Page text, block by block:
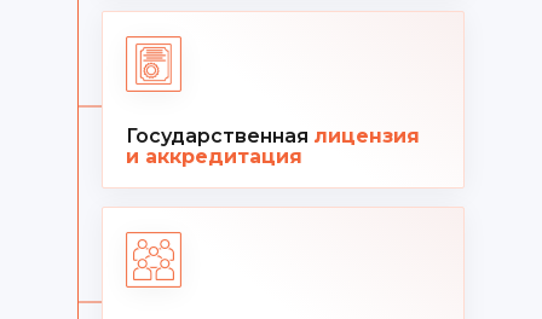
Государственная лицензия
и аккредитация